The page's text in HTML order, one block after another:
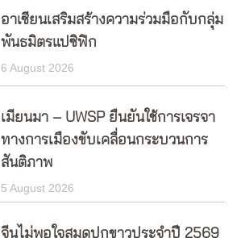
อาเซียนเสริมสร้างความร่วมมือกับกลุ่ม
พันธมิตรแปซิฟิก
6 August 2026
เมียนมา – UWSP ยืนยันใช้การเจรจา
ทางการเมืองขับเคลื่อนกระบวนการ
สันติภาพ
5 August 2026
จีนไม่พอใจสมุดปกขาวประจำปี 2569